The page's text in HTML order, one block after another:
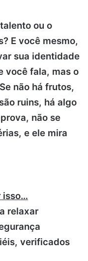
ou o
E você mesmo,
sua identidade
você fala, mas o
não há frutos,
ruins, há algo
não se
e ele mira
isso…
relaxar
verificados